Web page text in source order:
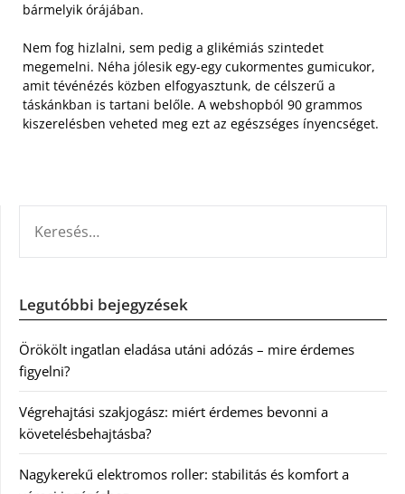
bármelyik órájában.
Nem fog hizlalni, sem pedig a glikémiás szintedet
megemelni. Néha jólesik egy-egy cukormentes gumicukor,
amit tévénézés közben elfogyasztunk, de célszerű a
táskánkban is tartani belőle. A webshopból 90 grammos
kiszerelésben veheted meg ezt az egészséges ínyencséget.
Legutóbbi bejegyzések
Örökölt ingatlan eladása utáni adózás – mire érdemes
figyelni?
Végrehajtási szakjogász: miért érdemes bevonni a
követelésbehajtásba?
Nagykerekű elektromos roller: stabilitás és komfort a